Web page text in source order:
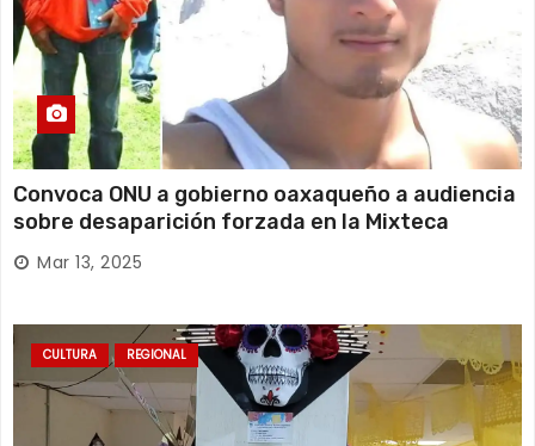
Convoca ONU a gobierno oaxaqueño a audiencia
sobre desaparición forzada en la Mixteca
Mar 13, 2025
CULTURA REGIONAL